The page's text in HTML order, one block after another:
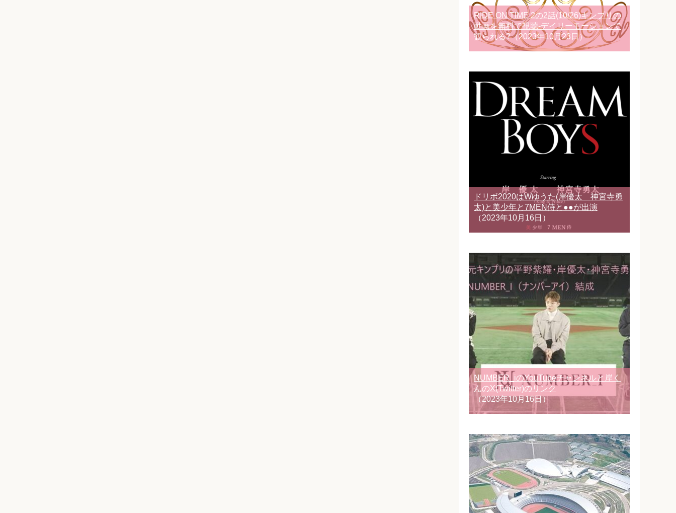
RIDE ON TIME 2の2話(10/26)キンプリの
動画を無料で視聴-デイリーモーションで
観られる?（2023年10月23日）
ドリボ2020はWゆうた(岸優太 神宮寺勇
太)と美少年と7MEN侍と●●が出演
（2023年10月16日）
NUMBER_iのYouTubeチャンネルと岸く
んのX(Twitter)のリンク
（2023年10月16日）